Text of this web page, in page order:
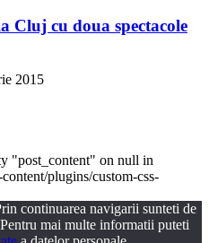
Cluj cu doua spectacole
2015
"post_content" on null in
plugins/custom-css-
continuarea navigarii sunteti de
mai multe informatii puteti